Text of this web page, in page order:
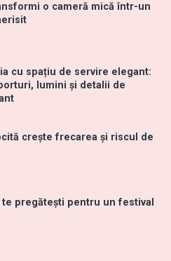
o cameră mică într-un
cu spațiu de servire elegant:
lumini și detalii de
crește frecarea și riscul de
te pregătești pentru un festival